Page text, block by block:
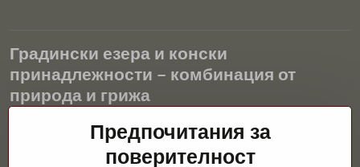
Градински езера и конски
принадлежности – комбинация от
природа и грижа
Градинските езера са красиво допълнение към всеки екстериор
и създават хармонична среда за релаксация и живот на водните
животни. Правилната технология, филтрацията и редовната
Предпочитания за
поверителност